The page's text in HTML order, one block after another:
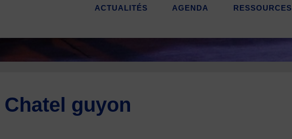
ACTUALITÉS AGENDA RESSOURCES
guyon